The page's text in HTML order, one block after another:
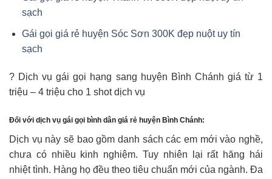
sạch
Gái gọi giá rẻ huyện Sóc Sơn 300K đẹp nuột uy tín
sạch
? Dịch vụ gái gọi hạng sang huyện Bình Chánh giá từ 1
triệu – 4 triệu cho 1 shot dịch vụ
Đối với dịch vụ gái gọi bình dân giá rẻ huyện Bình Chánh:
Dịch vụ này sẽ bao gồm danh sách các em mới vào nghề,
chưa có nhiều kinh nghiệm. Tuy nhiên lại rất hăng hái
nhiệt tình. Hàng họ đều theo tiêu chuẩn mới của ngành. Đa